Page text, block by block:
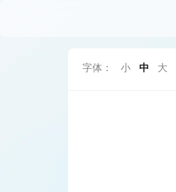
字体： 小 中 大